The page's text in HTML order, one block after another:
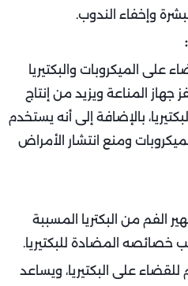
وإخفاء الندوب.
على الميكروبات والبكتيريا
جهاز المناعة ويزيد من إنتاج
بالإضافة إلى أنه يستخدم
ومنع انتشار الأمراض
الفم من البكتريا المسببة
خصائصه المضادة للبكتيريا.
على البكتيريا، ويساعد